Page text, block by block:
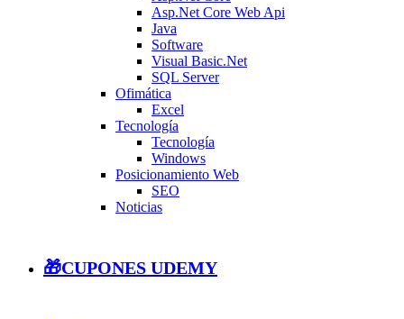
Asp.Net Core Web Api
Java
Software
Visual Basic.Net
SQL Server
Ofimática
Excel
Tecnología
Tecnología
Windows
Posicionamiento Web
SEO
Noticias
🎁CUPONES UDEMY